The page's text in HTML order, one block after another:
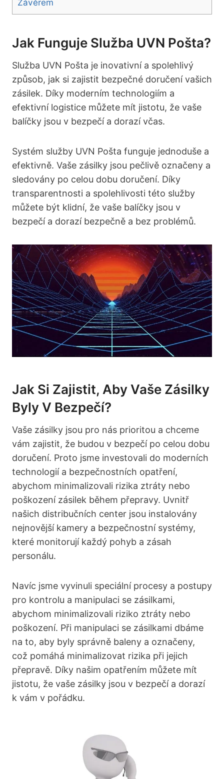
Závěrem
Jak Funguje Služba UVN Pošta?
Služba UVN Pošta je inovativní a spolehlivý
způsob, jak si zajistit bezpečné doručení vašich
zásilek. Díky moderním technologiím a
efektivní logistice můžete mít jistotu, že vaše
balíčky jsou v bezpečí a dorazí včas.
Systém služby UVN Pošta funguje jednoduše a
efektivně. Vaše zásilky jsou pečlivě označeny a
sledovány po celou dobu doručení. Díky
transparentnosti a spolehlivosti této služby
můžete být klidní, že vaše balíčky jsou v
bezpečí a dorazí bezpečně a bez problémů.
Jak Si Zajistit, Aby Vaše Zásilky
Byly V Bezpečí?
Vaše zásilky jsou pro nás prioritou a chceme
vám zajistit, že budou v bezpečí po celou dobu
doručení. Proto jsme investovali do moderních
technologií a bezpečnostních opatření,
abychom minimalizovali rizika ztráty nebo
poškození zásilek během přepravy. Uvnitř
našich distribučních center jsou instalovány
nejnovější kamery a bezpečnostní systémy,
které monitorují každý pohyb a zásah
personálu.
Navíc jsme vyvinuli speciální procesy a postupy
pro kontrolu a manipulaci se zásilkami,
abychom minimalizovali riziko ztráty nebo
poškození. Při manipulaci se zásilkami dbáme
na to, aby byly správně baleny a označeny,
což pomáhá minimalizovat rizika při jejich
přepravě. Díky našim opatřením můžete mít
jistotu, že vaše zásilky jsou v bezpečí a dorazí
k vám v pořádku.